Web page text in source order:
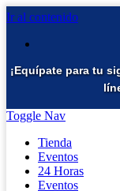
Ir al contenido
¡Equípate para tu
Toggle Nav
Tienda
Eventos
24 Horas
Eventos